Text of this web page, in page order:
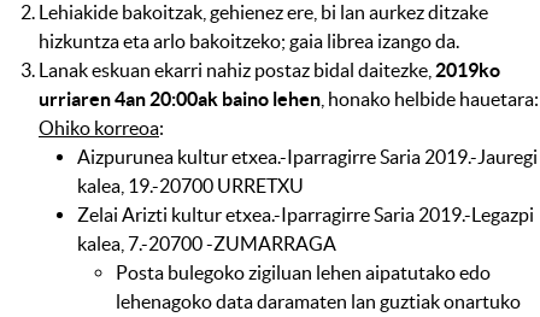
Lehiakide bakoitzak, gehienez ere, bi lan aurkez ditzake
hizkuntza eta arlo bakoitzeko; gaia librea izango da.
Lanak eskuan ekarri nahiz postaz bidal daitezke, 2019ko
urriaren 4an 20:00ak baino lehen , honako helbide hauetara:
Ohiko korreoa:
Aizpurunea kultur etxea.-Iparragirre Saria 2019.-Jauregi
kalea, 19.-20700 URRETXU
Zelai Arizti kultur etxea.-Iparragirre Saria 2019.-Legazpi
kalea, 7.-20700 -ZUMARRAGA
Posta bulegoko zigiluan lehen aipatutako edo
lehenagoko data daramaten lan guztiak onartuko